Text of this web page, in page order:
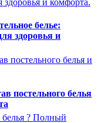
белье:
здоровья и
постельного белья